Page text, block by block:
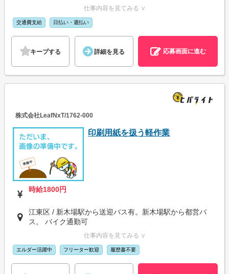
仕事内容を見てみる ∨
交通費支給 日払い・週払い
キープする 詳細を見る 応募画面に進む
株式会社LeafNxT/1762-000
印刷用紙を扱う軽作業
時給1800円
江東区 / 新木場駅から送迎バス有。新木場駅から都営バ
ス。 バイク通勤可
仕事内容を見てみる ∨
エルダー活躍中 フリーター歓迎 履歴書不要